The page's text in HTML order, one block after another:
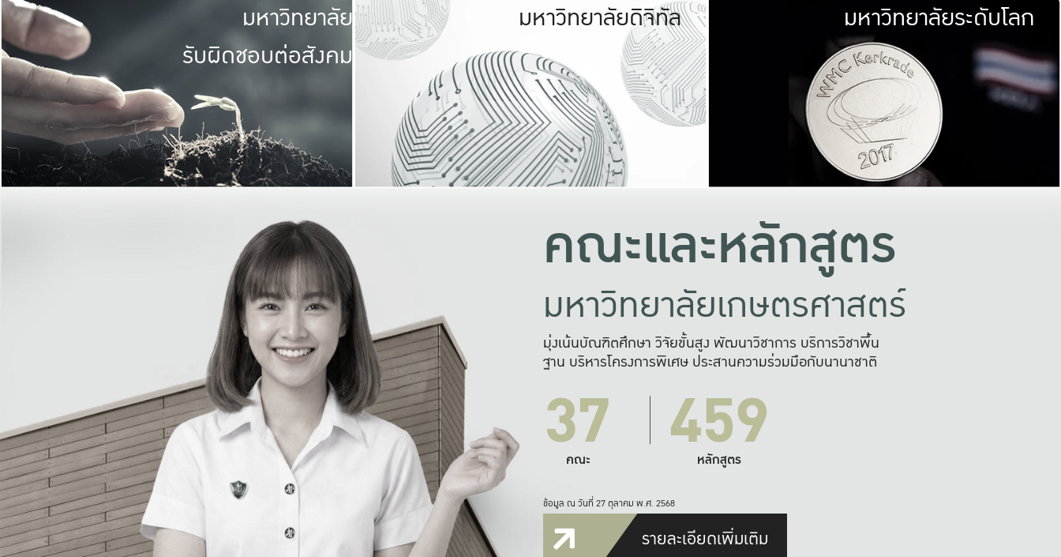
มหาวิทยาลัย
รับผิดชอบต่อสังคม
มหาวิทยาลัยรับผิดชอบต่อสังคม
ร่วมมือกับชุมชน เพื่อความกินดีอยู่ดี
และความสุขอย่างยั่งยืน
มองปัญหาในภาพกว้าง
แก้ไขจากปัญหาจุดเล็กๆ
มหาวิทยาลัยดิจิทัล มหาวิทยา
พร้อมที่จ
และผลักดันในการใช้ระบบส
เพื่อการทำงานแ
มหาวิทยาลัยระดับโลก
คณะและหลักสูตร
มหาวิทยาลัยเกษตรศาสตร์
มุ่งเน้นบัณฑิตศึกษา วิจัยขั้นสูง พัฒนาวิชาการ บริการวิชาพื้น
ฐาน บริหารโครงการพิเศษ ประสานความร่วมมือกับนานาชาติ
37
คณะ 459
หลักสูตร
ข้อมูล ณ วันที่ 27 ตุลาคม พ.ศ. 2568
รายละเอียดเพิ่มเติม